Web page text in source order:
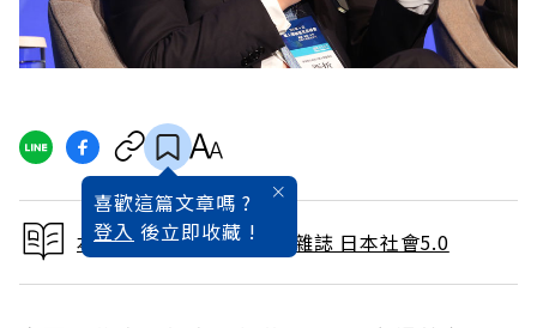
喜歡這篇文章嗎 ?
登入 後立即收藏 !
本文出自 2019 / 12月號雜誌 日本社會5.0